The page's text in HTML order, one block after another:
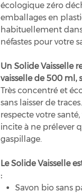
écologique zéro
emballages en
habituellement
néfastes pour votre
Un Solide Vaisselle
vaisselle de 500 ml,
Très concentré et
sans laisser de
respecte votre
incite à ne prélever
gaspillage.
Le Solide Vaisselle
:
Savon bio sans